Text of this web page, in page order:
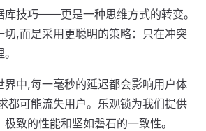
库技巧——更是一种思维方式的转变。
切,而是采用更聪明的策略：只在冲突
界中,每一毫秒的延迟都会影响用户体
都可能流失用户。乐观锁为我们提供
致的性能和坚如磐石的一致性。